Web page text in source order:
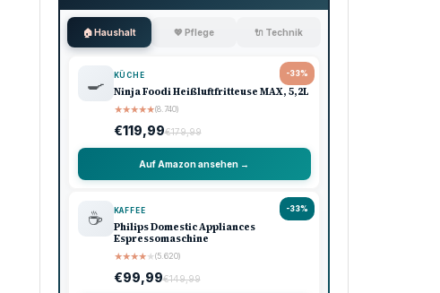
🏠 Haushalt 💖 Pflege 🔌 Technik
-33%
🍳 KÜCHE
Ninja Foodi Heißluftfritteuse MAX, 5,2L
★★★★★(8.740)
€119,99€179,99
Auf Amazon ansehen →
-33%
☕ KAFFEE
Philips Domestic Appliances
Espressomaschine
★★★★★(5.620)
€99,99€149,99